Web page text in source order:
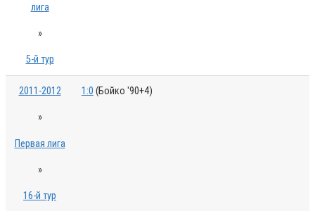
лига
»
5-й тур
2011-2012
»
Первая лига
»
16-й тур
1:0 (Бойко '90+4)